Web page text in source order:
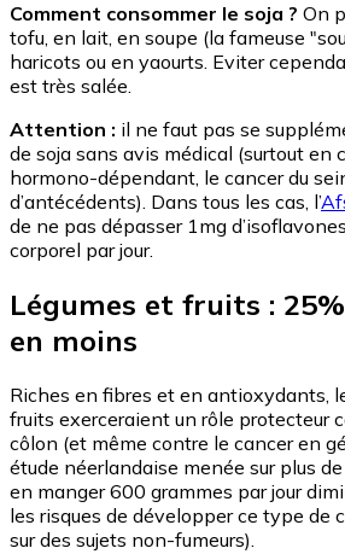
Comment consommer le soja ? On
tofu, en lait, en soupe (la fameuse
haricots ou en yaourts. Eviter
est très salée.
Attention : il ne faut pas se
de soja sans avis médical (surtout en
hormono-dépendant, le cancer du
d’antécédents). Dans tous les cas, l’
de ne pas dépasser 1mg
corporel par jour.
Légumes et fruits :
en moins
Riches en fibres et en antioxydants,
fruits exerceraient un rôle protecteur
côlon (et même contre le cancer en
étude néerlandaise menée sur plus
en manger 600 grammes par jour
les risques de développer ce type de
sur des sujets non-fumeurs).